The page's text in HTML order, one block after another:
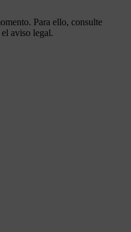
Para ello, consulte
aviso legal.